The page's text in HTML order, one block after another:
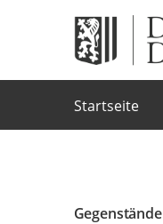
Startseite
Gegenstände